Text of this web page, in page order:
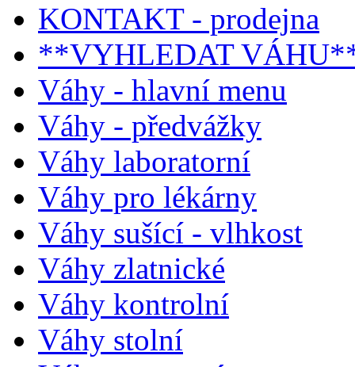
KONTAKT - prodejna
**VYHLEDAT
Váhy - hlavní menu
Váhy - předvážky
Váhy laboratorní
Váhy pro lékárny
Váhy sušící - vlhkost
Váhy zlatnické
Váhy kontrolní
Váhy stolní